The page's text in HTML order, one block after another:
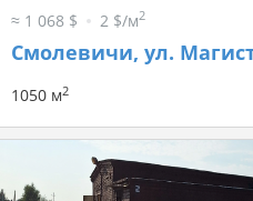
≈ 1 068 $ 2 $/м2
Смолевичи, ул.
1050 м2